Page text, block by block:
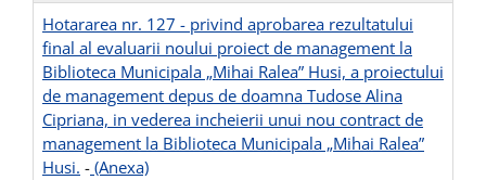
Hotararea nr. 127 - privind aprobarea rezultatului
final al evaluarii noului proiect de management la
Biblioteca Municipala „Mihai Ralea” Husi, a proiectului
de management depus de doamna Tudose Alina
Cipriana, in vederea incheierii unui nou contract de
management la Biblioteca Municipala „Mihai Ralea”
Husi. - (Anexa)